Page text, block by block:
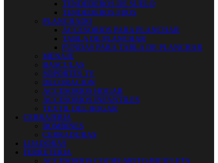
TENDEDEROS DE SUELO
TENDEDEROS FIJOS
PLANCHADO
ACCESORIOS PARA PLANCHAR
TABLA DE PLANCHAR
FUNDAS PARA TABLA DE PLANCHAR
MENAJE
BASCULAS
SOPORTES TV
DECORACION
ACCESORIOS HOGAR
ACCESORIOS INFANTILES
TEXTIL DEL HOGAR
CERRAJERIA
BOMBINES
CERRADURAS
LIJADORAS
FERRETERIA
ACCESORIOS COCHE-MOTO-BICICLETA